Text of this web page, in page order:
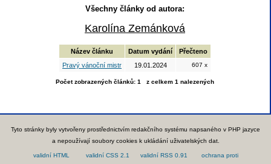
Všechny články od autora:
Karolína Zemánková
Název článku Datum vydání
Přečteno
Pravý vánoční mistr
19.01.2024 607 x
Počet zobrazených článků: 1 z celkem 1 nalezených
Tyto stránky byly vytvořeny prostřednictvím redakčního systému napsaného v PHP jazyce
a nepoužívají soubory cookies k ukládání uživatelských dat.